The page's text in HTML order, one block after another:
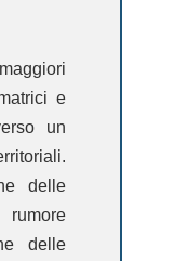
e
un
delle
rumore
delle